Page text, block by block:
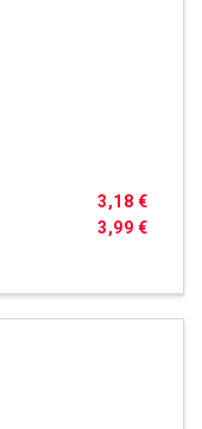
3,99 €
3,18 €